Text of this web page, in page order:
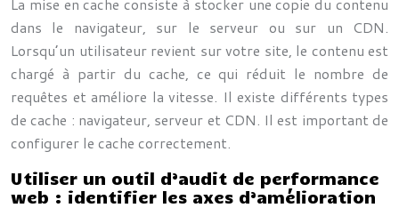
dans le navigateur, sur le serveur ou sur un CDN.
Lorsqu’un utilisateur revient sur votre site, le contenu est
chargé à partir du cache, ce qui réduit le nombre de
requêtes et améliore la vitesse. Il existe différents types
de cache : navigateur, serveur et CDN. Il est important de
configurer le cache correctement.
Utiliser un outil d’audit de performance
web : identifier les axes d’amélioration